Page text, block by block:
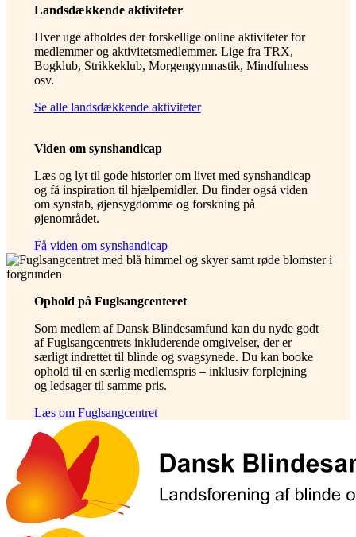
Landsdækkende aktiviteter
Hver uge afholdes der forskellige online aktiviteter for
medlemmer og aktivitetsmedlemmer. Lige fra TRX,
Bogklub, Strikkeklub, Morgengymnastik, Mindfulness
osv.
Se alle landsdækkende aktiviteter
Viden om synshandicap
Læs og lyt til gode historier om livet med synshandicap
og få inspiration til hjælpemidler. Du finder også viden
om synstab, øjensygdomme og forskning på
øjenområdet.
Få viden om synshandicap
Ophold på Fuglsangcenteret
Som medlem af Dansk Blindesamfund kan du nyde godt
af Fuglsangcentrets inkluderende omgivelser, der er
særligt indrettet til blinde og svagsynede. Du kan booke
ophold til en særlig medlemspris – inklusiv forplejning
og ledsager til samme pris.
Læs om Fuglsangcentret